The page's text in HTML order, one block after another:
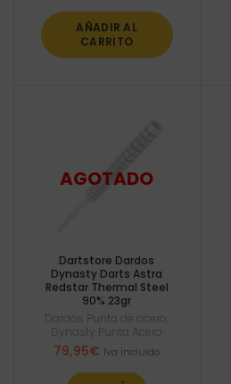
AÑADIR AL
CARRITO
Dartstore Dardos
Dynasty Darts Astra
Redstar Thermal Steel
90% 23gr
Dardos Punta de acero
Dynasty Punta Acero
79,95€ Iva incluido